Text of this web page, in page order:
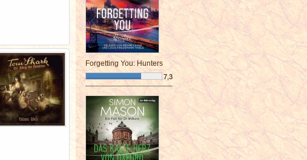
Forgetting You: Hunters
7,3
¯¯¯¯¯¯¯¯¯¯¯¯¯¯¯¯¯¯¯¯¯¯¯¯